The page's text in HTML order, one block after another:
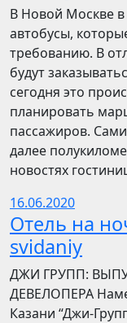
В Новой Москве в
автобусы,
требованию. В
будут
сегодня это
планировать
пассажиров.
далее
новостях
16.06.2020
Отель на
svidaniy
​​ДЖИ ГРУПП:
ДЕВЕЛОПЕРА
Казани “Джи-